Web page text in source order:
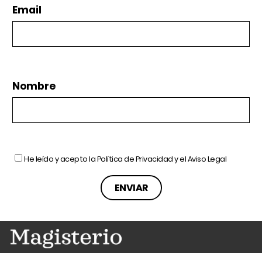
Email
Nombre
He leído y acepto laPolítica de Privacidady elAviso Legal